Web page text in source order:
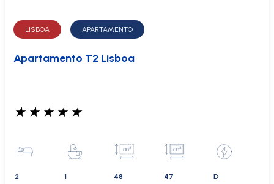
LISBOA APARTAMENTO
Apartamento T2 Lisboa
★ ★ ★ ★ ★
2 1 48 47 D